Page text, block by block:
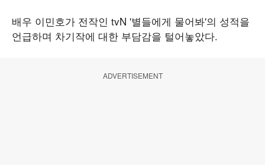
배우 이민호가 전작인 tvN '별들에게 물어봐'의 성적을
언급하며 차기작에 대한 부담감을 털어놓았다.
ADVERTISEMENT